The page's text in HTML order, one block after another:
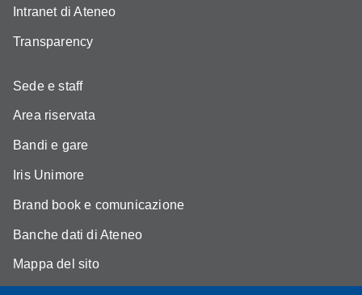
Intranet di Ateneo
Transparency
Sede e staff
Area riservata
Bandi e gare
Iris Unimore
Brand book e comunicazione
Banche dati di Ateneo
Mappa del sito